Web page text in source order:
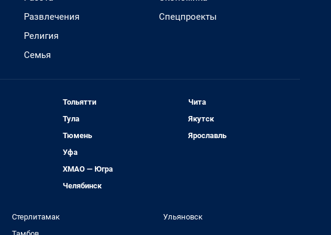
Развлечения
Религия
Семья
Спецпроекты
Тольятти
Тула
Тюмень
Уфа
ХМАО — Югра
Челябинск
Чита
Якутск
Ярославль
Стерлитамак
Ульяновск